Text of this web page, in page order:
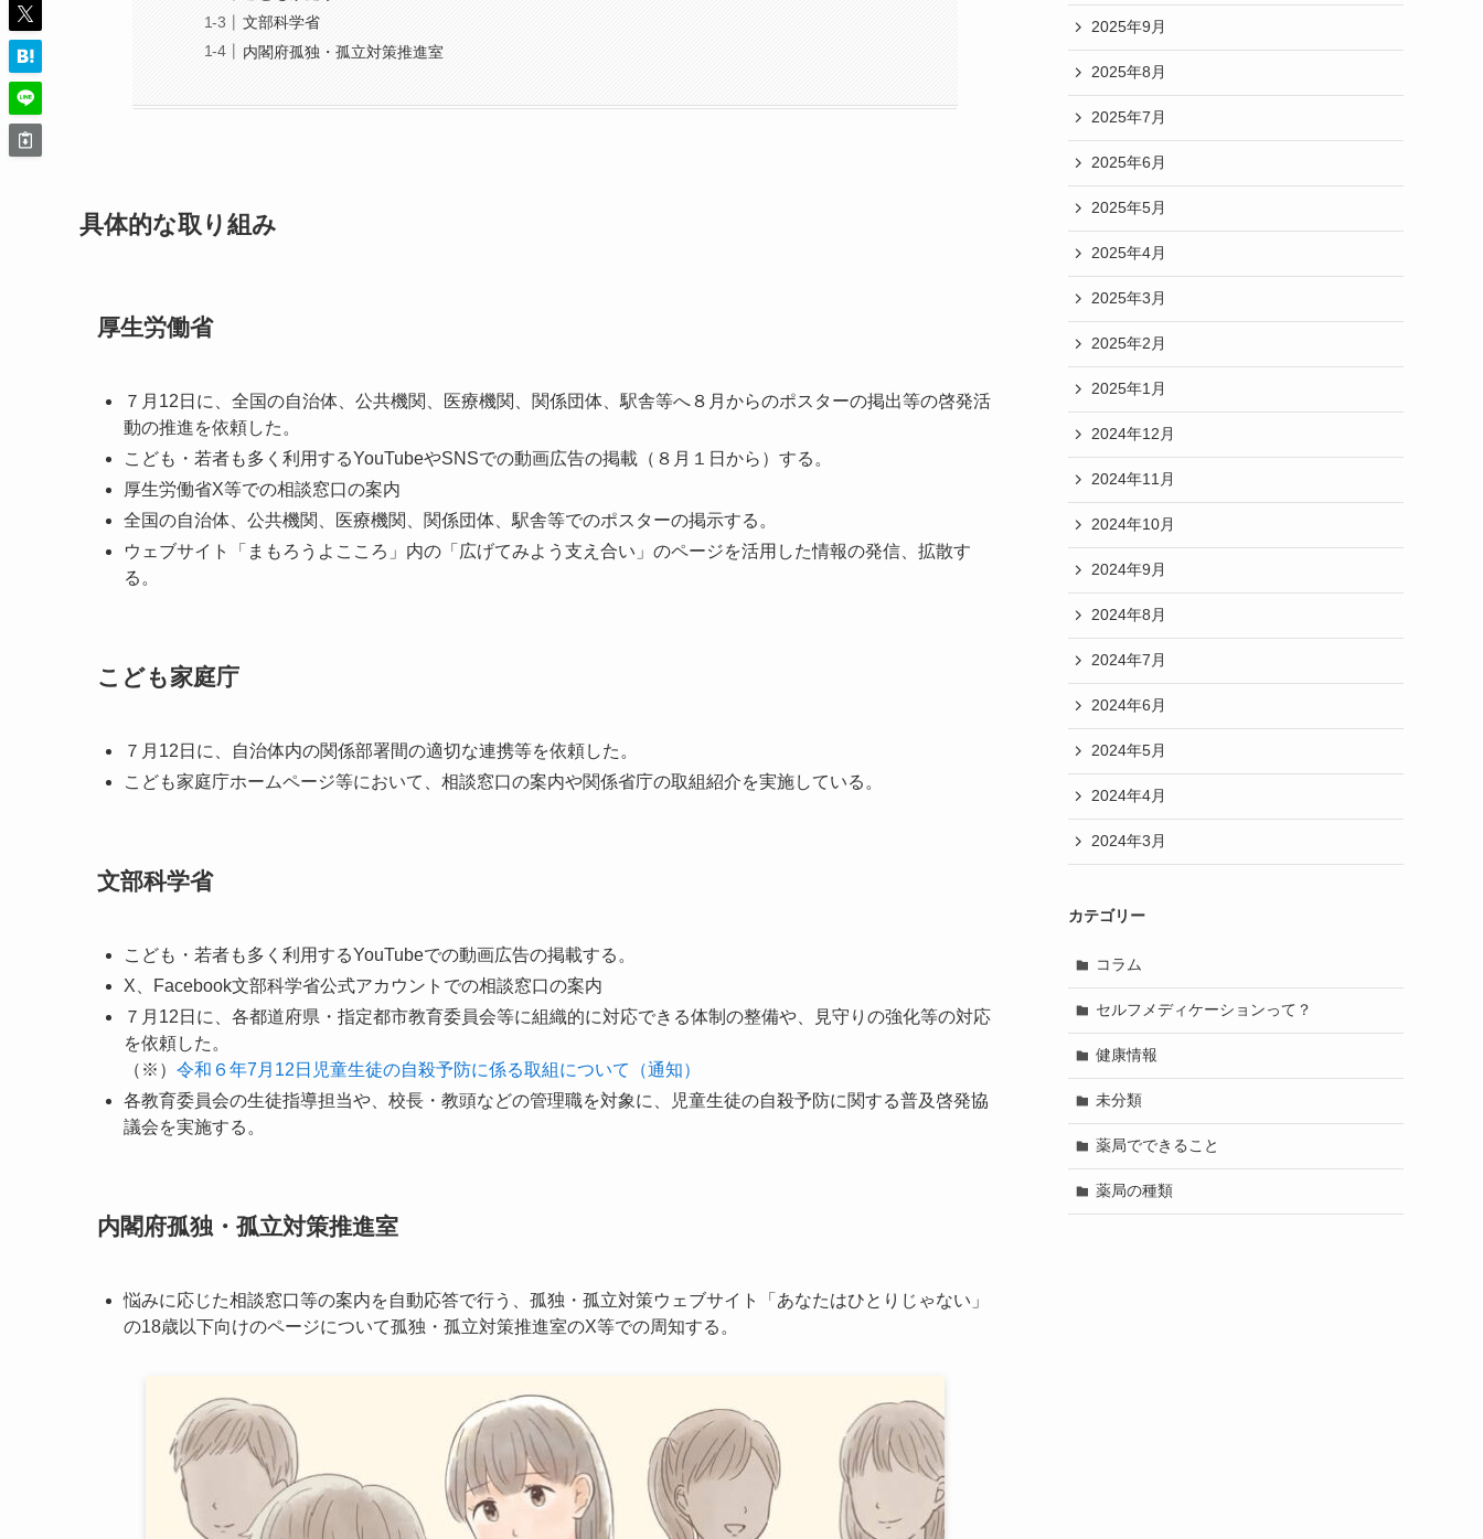
文部科学省
内閣府孤独・孤立対策推進室
具体的な取り組み
厚生労働省
７月12日に、全国の自治体、公共機関、医療機関、関係団体、駅舎等へ８月からのポスターの掲出等の啓発活
動の推進を依頼した。
こども・若者も多く利用するYouTubeやSNSでの動画広告の掲載（８月１日から）する。
厚生労働省X等での相談窓口の案内
全国の自治体、公共機関、医療機関、関係団体、駅舎等でのポスターの掲示する。
ウェブサイト「まもろうよこころ」内の「広げてみよう支え合い」のページを活用した情報の発信、拡散す
る。
こども家庭庁
７月12日に、自治体内の関係部署間の適切な連携等を依頼した。
こども家庭庁ホームページ等において、相談窓口の案内や関係省庁の取組紹介を実施している。
文部科学省
こども・若者も多く利用するYouTubeでの動画広告の掲載する。
X、Facebook文部科学省公式アカウントでの相談窓口の案内
７月12日に、各都道府県・指定都市教育委員会等に組織的に対応できる体制の整備や、見守りの強化等の対応
を依頼した。
（※） 令和６年7月12日児童生徒の自殺予防に係る取組について（通知）
各教育委員会の生徒指導担当や、校長・教頭などの管理職を対象に、児童生徒の自殺予防に関する普及啓発協
議会を実施する。
内閣府孤独・孤立対策推進室
悩みに応じた相談窓口等の案内を自動応答で行う、孤独・孤立対策ウェブサイト「あなたはひとりじゃない」
の18歳以下向けのページについて孤独・孤立対策推進室のX等での周知する。
2025年9月
2025年8月
2025年7月
2025年6月
2025年5月
2025年4月
2025年3月
2025年2月
2025年1月
2024年12月
2024年11月
2024年10月
2024年9月
2024年8月
2024年7月
2024年6月
2024年5月
2024年4月
2024年3月
カテゴリー
コラム
セルフメディケーションって？
健康情報
未分類
薬局でできること
薬局の種類